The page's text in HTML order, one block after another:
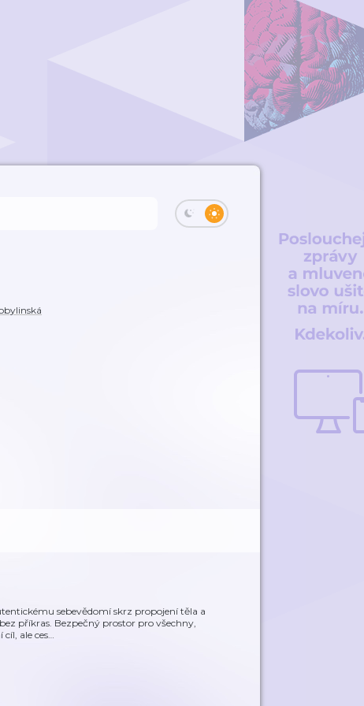
sebevědomí skrz propojení těla a
příkras. Bezpečný prostor pro všechny,
ale ces…